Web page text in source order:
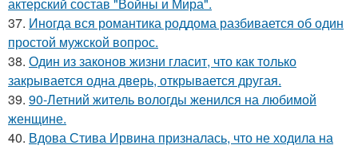
37. Иногда вся романтика роддома разбивается об один
простой мужской вопрос.
38. Один из законов жизни гласит, что как только
закрывается одна дверь, открывается другая.
39. 90-Летний житель вологды женился на любимой
женщине.
40. Вдова Стива Ирвина призналась, что не ходила на